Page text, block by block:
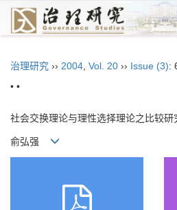
治理研究 ›› 2004 Vol. 20 ›› Issue (3):
• •
社会交换理论与理性选择理论之比较
俞弘强